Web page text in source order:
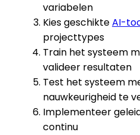
variabelen
Kies geschikteAI-
projecttypes
Train het systeem
valideer resultaten
Test het systeem
nauwkeurigheid te
Implementeer
continu